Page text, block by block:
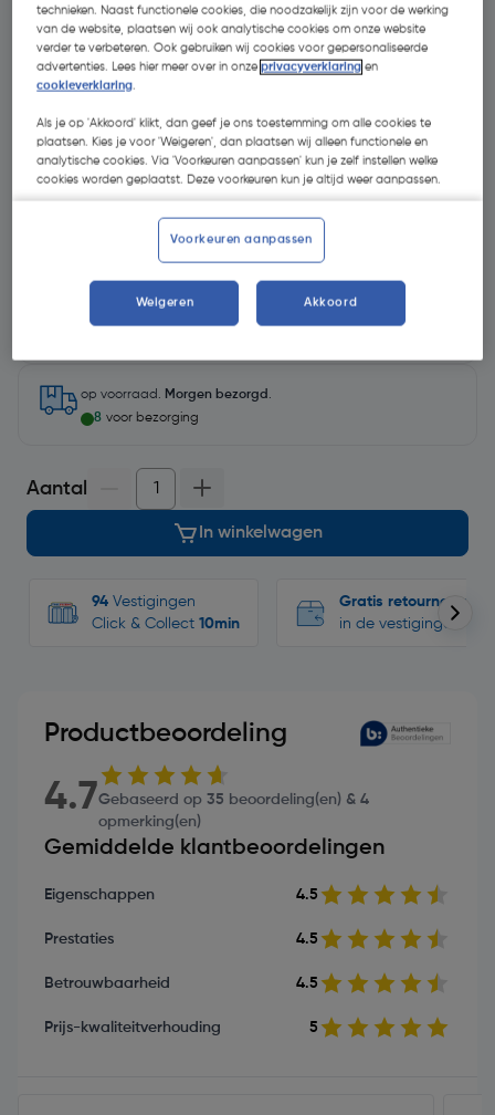
€ 12,20| Excl. btw € 10,08
Selecteer winkel - Bekijk voorraadniveaus en haal binnen 10
minuten op
op voorraad. Morgen bezorgd .
8 voor bezorging
Aantal
In winkelwagen
94 Vestigingen
Click & Collect 10min
Gratis retourneren
in de vestigingen
Productbeoordeling
4.7Gebaseerd op 35 beoordeling(en) & 4
opmerking(en)
Gemiddelde klantbeoordelingen
Eigenschappen 4.5
Prestaties 4.5
Betrouwbaarheid 4.5
Prijs-kwaliteitverhouding 5
technieken. Naast functionele cookies, die noodzakelijk zijn voor de werking
van de website, plaatsen wij ook analytische cookies om onze website
verder te verbeteren. Ook gebruiken wij cookies voor gepersonaliseerde
advertenties. Lees hier meer over in onzeprivacyverklaring en
cookieverklaring.
Als je op 'Akkoord' klikt, dan geef je ons toestemming om alle cookies te
plaatsen. Kies je voor 'Weigeren', dan plaatsen wij alleen functionele en
analytische cookies. Via 'Voorkeuren aanpassen' kun je zelf instellen welke
cookies worden geplaatst. Deze voorkeuren kun je altijd weer aanpassen.
Voorkeuren aanpassen
Weigeren Akkoord